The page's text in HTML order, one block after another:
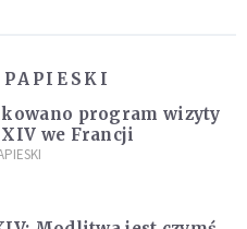
program wizyty
we Francji